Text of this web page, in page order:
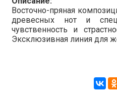
Восточно-пряная
древесных нот и
чувственность и
Эксклюзивная линия для